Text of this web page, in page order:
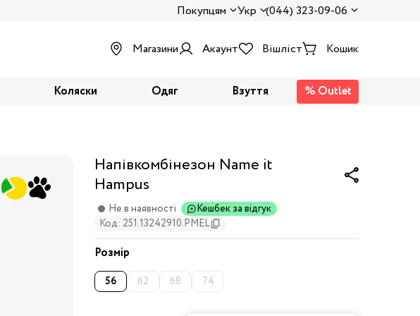
Покупцям Укр (044) 323-09-06
Магазини Акаунт Вішліст Кошик
Коляски Одяг Взуття % Outlet
Напівкомбінезон Name it
Hampus
Не в наявності
Кешбек за відгук
Код: 251.13242910.PMEL
Розмір
56 62 68 74